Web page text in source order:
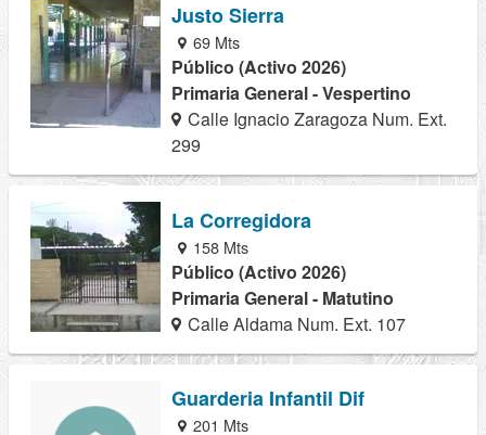
Justo Sierra
69 Mts
Público (Activo 2026)
Primaria General - Vespertino
Calle Ignacio Zaragoza Num. Ext.
299
La Corregidora
158 Mts
Público (Activo 2026)
Primaria General - Matutino
Calle Aldama Num. Ext. 107
Guarderia Infantil Dif
201 Mts